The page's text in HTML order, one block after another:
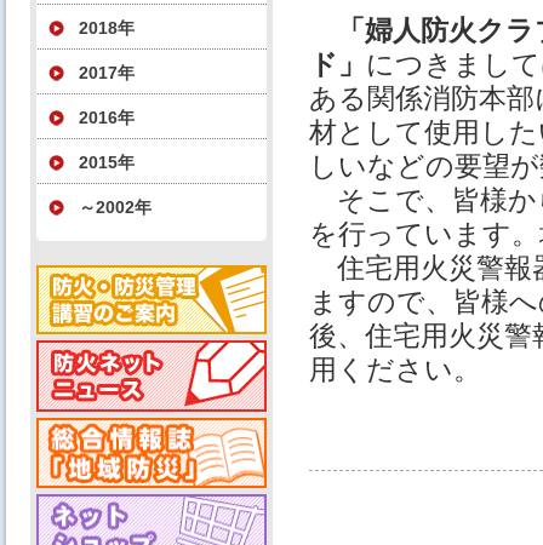
2018年
2017年
2016年
2015年
～2002年
「婦人防火ク
ド」 につきまし
ある関係消防本
材として使用し
しいなどの要望
そこで、皆様か
を行っています
住宅用火災警報
ますので、皆様
後、住宅用火災
用ください。